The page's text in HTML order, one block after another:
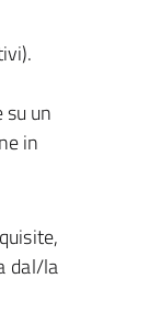
su un
in
dal/la